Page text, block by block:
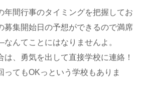
年間行事のタイミングを把握してお
募集開始日の予想ができるので満席
んてことにはなりませんよ。
は、勇気を出して直接学校に連絡！
ってもOKっという学校もありま